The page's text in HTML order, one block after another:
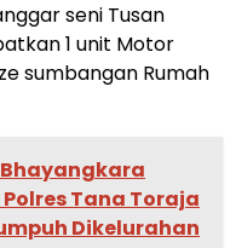
seni Tusan
1 unit Motor
sumbangan Rumah
Tana Toraja
Dikelurahan